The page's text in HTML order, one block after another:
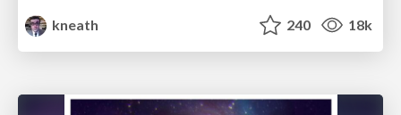
kneath
240 18k